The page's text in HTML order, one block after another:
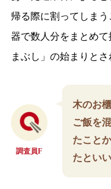
帰る際に割ってしま
器で数人分をまとめ
まぶし」の始まりとさ
調査員F
木のお
ご飯を
たこと
たとい